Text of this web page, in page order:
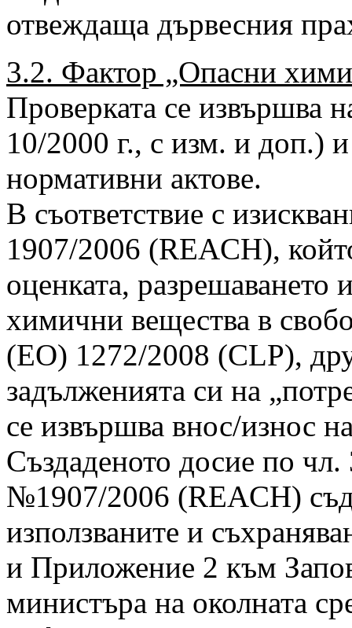
отвеждаща дървесния
3.2. Фактор „Опасни
Проверката се
10/2000 г., с изм. и доп.)
нормативни актове.
В съответствие с
1907/2006 (REACH),
оценката, разрешаването
химични вещества в
(ЕО) 1272/2008 (CLP),
задълженията си на
се извършва внос/износ
Създаденото досие по
№1907/2006 (REACH)
използваните и
и Приложение 2 към
министъра на околната